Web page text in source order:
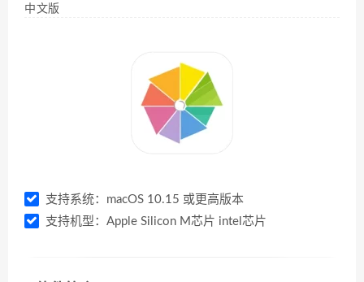
中文版
支持系统：macOS 10.15 或更高版本
支持机型：Apple Silicon M芯片 intel芯片